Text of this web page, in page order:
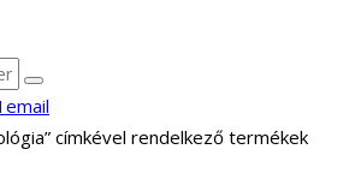
email
címkével rendelkező termékek